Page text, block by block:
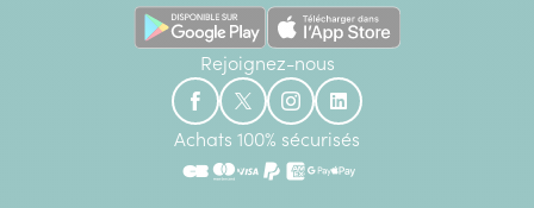
Rejoignez-nous
Achats 100% sécurisés